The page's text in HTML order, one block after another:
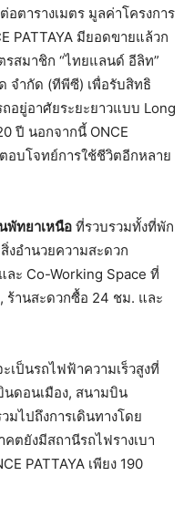
อตารางเมตร มูลค่าโครงการ
PATTAYA มียอดขายแล้วก
รสมาชิก “ไทยแลนด์ อีลิท”
จำกัด (ทีพีซี) เพื่อรับสิทธิ
อยู่อาศัยระยะยาวแบบ Long
ปี นอกจากนี้ ONCE
อบโจทย์การใช้ชีวิตอีกหลาย
พัทยาเหนือ ที่รวบรวมทั้งที่พัก
งอำนวยความสะดวก
ละ Co-Working Space ที่
ร้านสะดวกซื้อ 24 ชม. และ
เป็นรถไฟฟ้าความเร็วสูงที่
ดอนเมือง, สนามบิน
ไปถึงการเดินทางโดย
ตยังมีสถานีรถไฟรางเบา
PATTAYA เพียง 190